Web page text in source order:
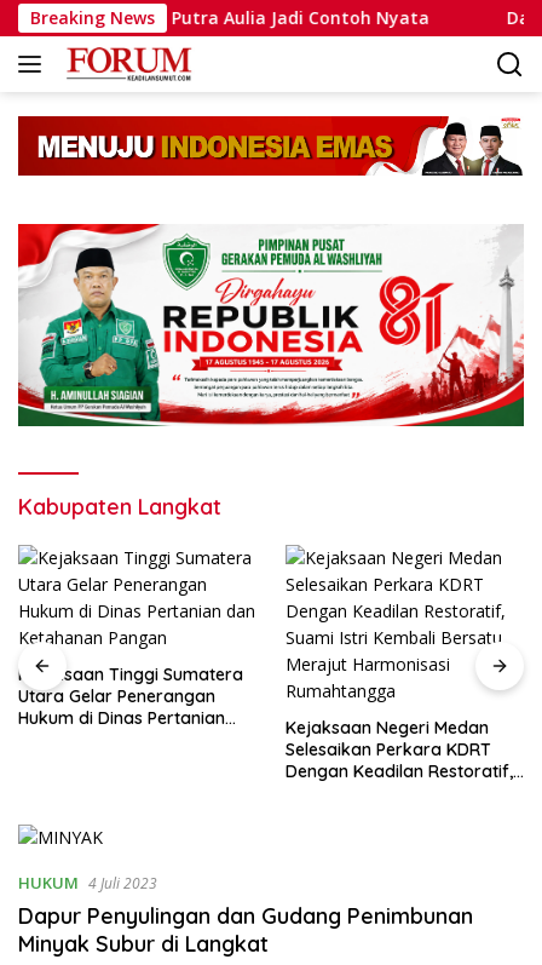
Langsung
ke
konten
Breaking News
Muhammad Putra Aulia Jadi Contoh Nyata
Kabupaten Langkat
Kejaksaan Tinggi Sumatera
Utara Gelar Penerangan
Hukum di Dinas Pertanian
Kejaksaan Negeri Medan
Selesaikan Perkara KDRT
Dengan Keadilan Restoratif,
HUKUM 4 Juli 2023
Dapur Penyulingan dan Gudang Penimbunan
Minyak Subur di Langkat